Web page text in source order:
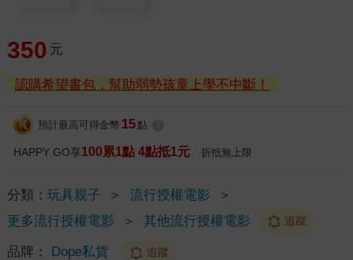
350 元
認購希望書包，幫助弱勢孩童上學不中斷！
預計最高可得金幣 15 點
HAPPY GO享100累1點 4點抵1元 折抵無上限
分類： 玩具親子 ＞ 流行授權電影
＞
更多流行授權電影
＞ 其他流行授權電影 追蹤
品牌： Dope私貨 追蹤